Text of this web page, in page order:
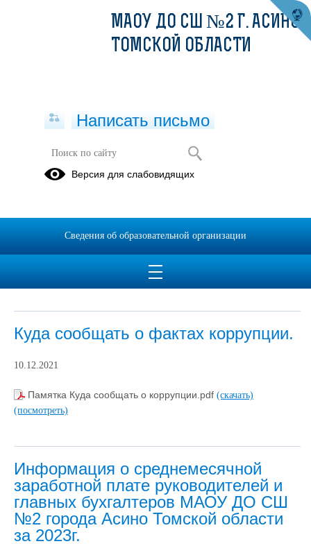
Противодействие коррупции
Куда сообщать о фактах коррупции.
10.12.2021
Памятка Куда сообщать о коррупции.pdf (скачать)
(посмотреть)
Информация о среднемесячной
заработной плате руководителей и
главных бухгалтеров МАОУ ДО СШ
№2 города Асино Томской области
за 2023г.
МАОУ ДО СШ №2 Г. АСИНО
ТОМСКОЙ ОБЛАСТИ
Написать письмо
Версия для слабовидящих
Сведения об образовательной организации